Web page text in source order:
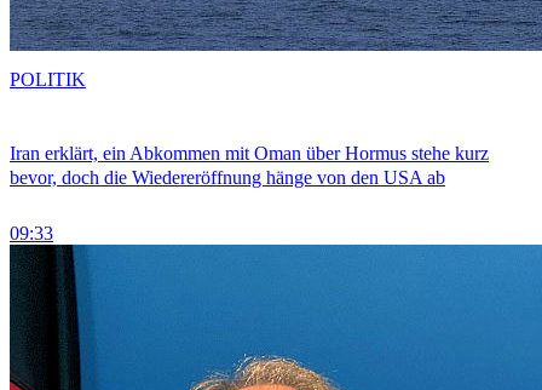
Iran erklärt, ein Abkommen mit Oman über Hormus stehe kurz
bevor, doch die Wiedereröffnung hänge von den USA ab
09:33
POLITIK